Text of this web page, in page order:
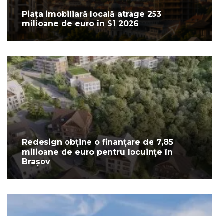
Piața imobiliară locală atrage 253
milioane de euro în S1 2026
Redesign obține o finanțare de 7,85
milioane de euro pentru locuințe în
Brașov